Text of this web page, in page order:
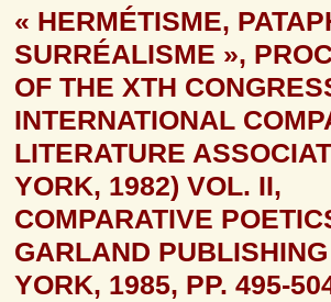
« HERMÉTISME,
SURRÉALISME »,
OF THE XTH
INTERNATIONAL
LITERATURE
YORK, 1982) VOL. II,
COMPARATIVE
GARLAND
YORK, 1985, PP. 495-